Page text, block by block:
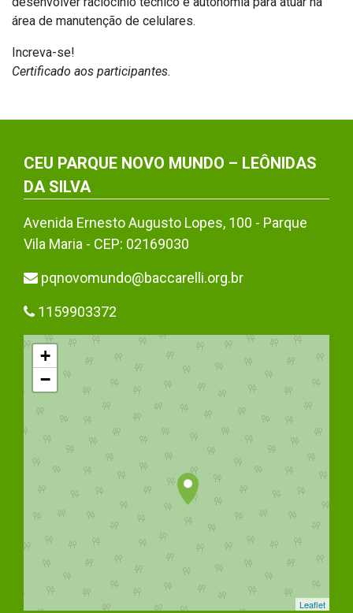
área de manutenção de celulares.
Increva-se!
Certificado aos participantes.
CEU PARQUE NOVO MUNDO – LEÔNIDAS
DA SILVA
Avenida Ernesto Augusto Lopes, 100 - Parque
Vila Maria - CEP: 02169030
pqnovomundo@baccarelli.org.br
1159903372
+
−
Leaflet